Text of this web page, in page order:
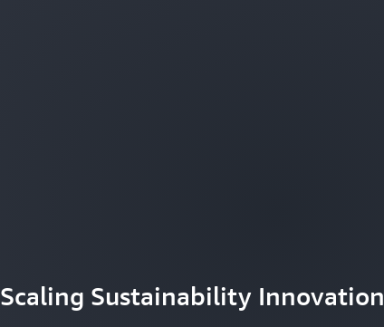
Scaling Sustainability Innovation